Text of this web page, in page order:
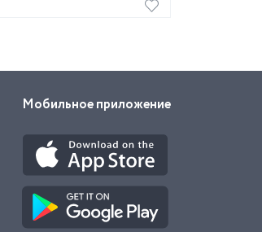
Мобильное приложение